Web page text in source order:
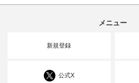
メニュー
新規登録
公式X